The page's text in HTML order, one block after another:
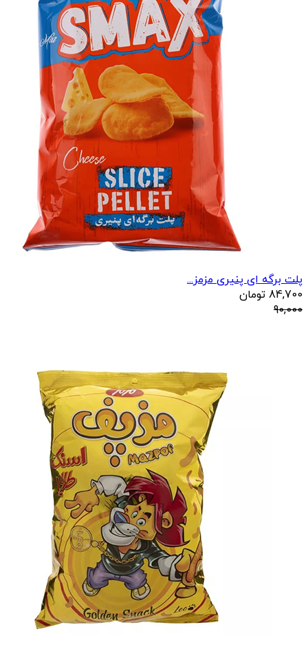
پلت برگه ای پنیری مزمز...
84,700 تومان
90,000